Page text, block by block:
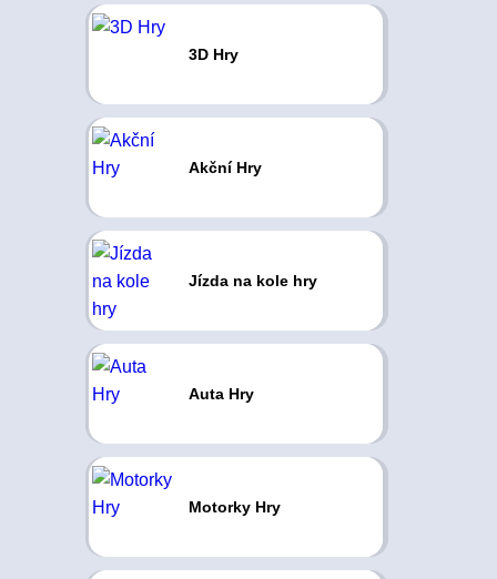
3D Hry
Akční Hry
Jízda na kole hry
Auta Hry
Motorky Hry